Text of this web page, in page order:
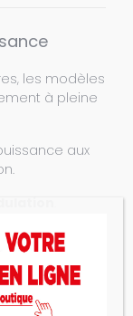
les modèles
à pleine
aux
sa
;